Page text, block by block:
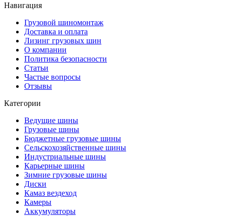
Навигация
Грузовой шиномонтаж
Доставка и оплата
Лизинг грузовых шин
О компании
Политика безопасности
Статьи
Частые вопросы
Отзывы
Категории
Ведущие шины
Грузовые шины
Бюджетные грузовые шины
Сельскохозяйственные шины
Индустриальные шины
Карьерные шины
Зимние грузовые шины
Диски
Камаз вездеход
Камеры
Аккумуляторы